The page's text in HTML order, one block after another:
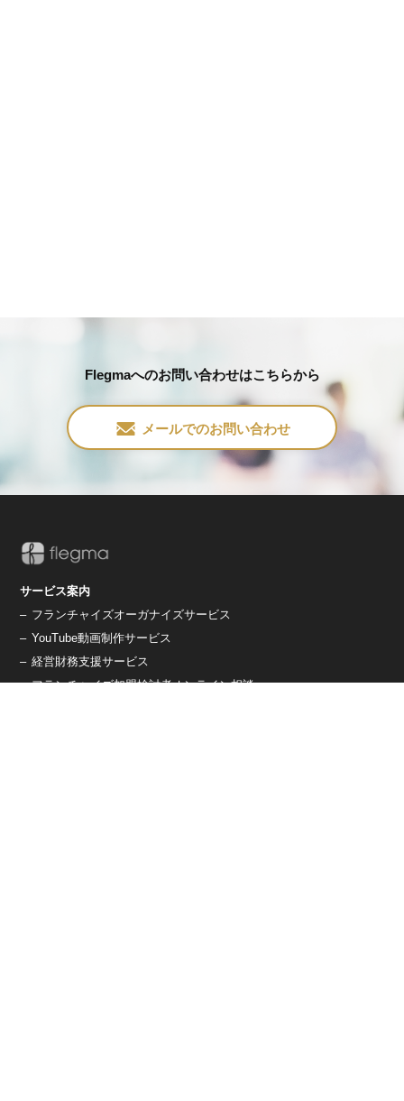
Flegmaへのお問い合わせはこちらから
メールでのお問い合わせ
サービス案内
– フランチャイズオーガナイズサービス
– YouTube動画制作サービス
– 経営財務支援サービス
– フランチャイズ加盟検討者オンライン相談